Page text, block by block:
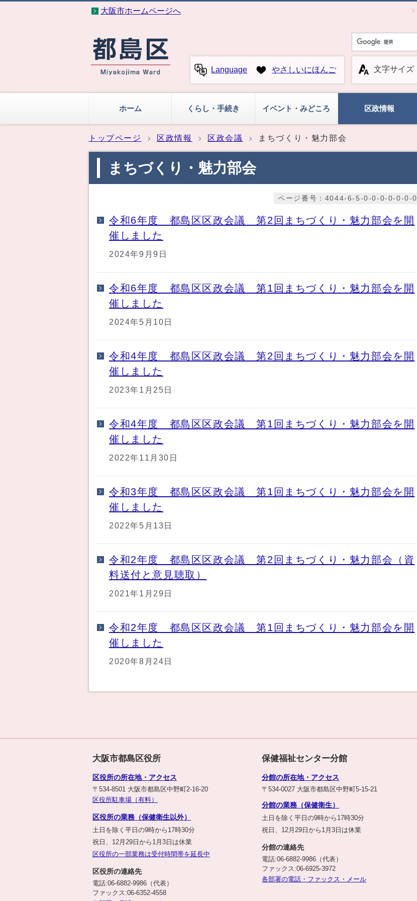
大阪市ホームページへ
Language やさしいにほんご 文字サイズ
ホーム くらし・手続き イベント・みどころ 区政情報
トップページ 区政情報 区政会議 まちづくり・魅力部会
まちづくり・魅力部会
ページ番号：4044-6-5-0-0-0-0-0-0-0
令和6年度 都島区区政会議 第2回まちづくり・魅力部会を開
催しました
2024年9月9日
令和6年度 都島区区政会議 第1回まちづくり・魅力部会を開
催しました
2024年5月10日
令和4年度 都島区区政会議 第2回まちづくり・魅力部会を開
催しました
2023年1月25日
令和4年度 都島区区政会議 第1回まちづくり・魅力部会を開
催しました
2022年11月30日
令和3年度 都島区区政会議 第1回まちづくり・魅力部会を開
催しました
2022年5月13日
令和2年度 都島区区政会議 第2回まちづくり・魅力部会（資
料送付と意見聴取）
2021年1月29日
令和2年度 都島区区政会議 第1回まちづくり・魅力部会を開
催しました
2020年8月24日
大阪市都島区役所
区役所の所在地・アクセス
〒534-8501 大阪市都島区中野町2-16-20
区役所駐車場（有料）
区役所の業務（保健衛生以外）
土日を除く平日の9時から17時30分
祝日、12月29日から1月3日は休業
区役所の一部業務は受付時間帯を延長中
区役所の連絡先
電話:06-6882-9986（代表）
ファックス:06-6352-4558
保健福祉センター分館
分館の所在地・アクセス
〒534-0027 大阪市都島区中野町5-15-21
分館の業務（保健衛生）
土日を除く平日の9時から17時30分
祝日、12月29日から1月3日は休業
分館の連絡先
電話:06-6882-9986（代表）
ファックス:06-6925-3972
各部署の電話・ファックス・メール